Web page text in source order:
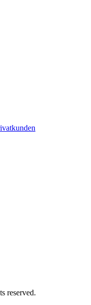
reserved.